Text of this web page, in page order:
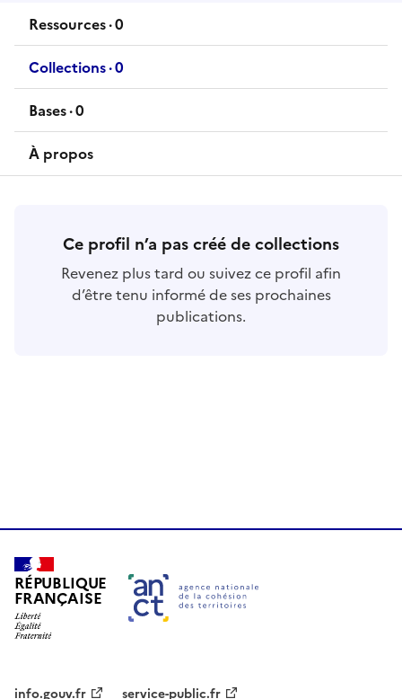
Ressources·0
ressources
Collections·0
collections
Bases·0
bases
À propos
Ce profil n’a pas créé de collections
Revenez plus tard ou suivez ce profil afin
d’être tenu informé de ses prochaines
publications.
RÉPUBLIQUE
FRANÇAISE
info.gouv.fr service-public.fr